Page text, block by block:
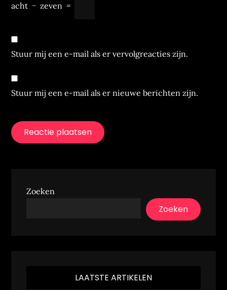
acht − zeven =
Stuur mij een e-mail als er vervolgreacties zijn.
Stuur mij een e-mail als er nieuwe berichten zijn.
Zoeken
Zoeken
LAATSTE ARTIKELEN